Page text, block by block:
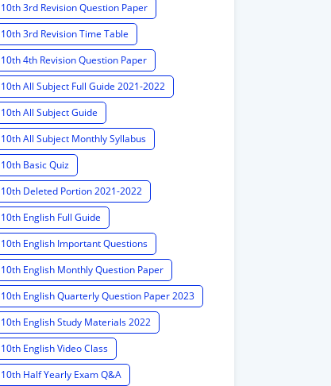
10th 3rd Revision Question Paper
10th 3rd Revision Time Table
10th 4th Revision Question Paper
10th All Subject Full Guide 2021-2022
10th All Subject Guide
10th All Subject Monthly Syllabus
10th Basic Quiz
10th Deleted Portion 2021-2022
10th English Full Guide
10th English Important Questions
10th English Monthly Question Paper
10th English Quarterly Question Paper 2023
10th English Study Materials 2022
10th English Video Class
10th Half Yearly Exam Q&A